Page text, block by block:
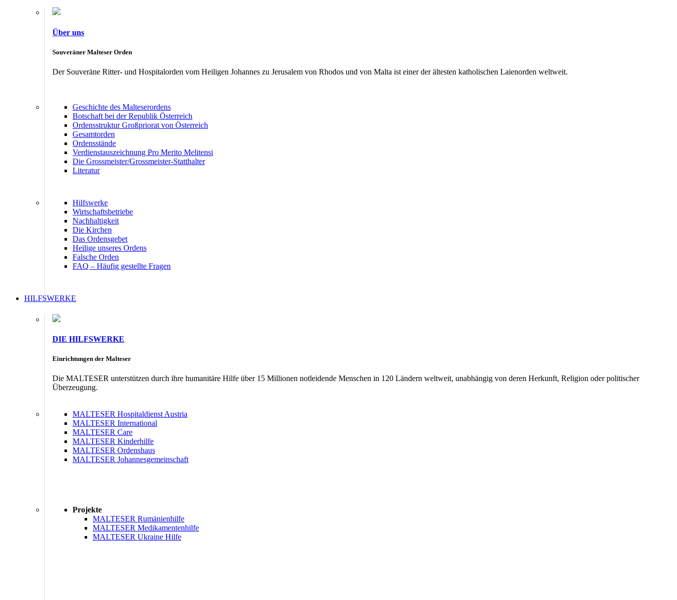
Über uns
Souveräner Malteser Orden
Der Souveräne Ritter- und Hospitalorden vom Heiligen Johannes zu Jerusalem von Rhodos und von Malta ist einer der ältesten katholischen Laienorden weltweit.
Geschichte des Malteserordens
Botschaft bei der Republik Österreich
Ordensstruktur Großpriorat von Österreich
Gesamtorden
Ordensstände
Verdienstauszeichnung Pro Merito Melitensi
Die Grossmeister/Grossmeister-Statthalter
Literatur
Hilfswerke
Wirtschaftsbetriebe
Nachhaltigkeit
Die Kirchen
Das Ordensgebet
Heilige unseres Ordens
Falsche Orden
FAQ – Häufig gestellte Fragen
HILFSWERKE
DIE HILFSWERKE
Einrichtungen der Malteser
Die MALTESER unterstützen durch ihre humanitäre Hilfe über 15 Millionen notleidende Menschen in 120 Ländern weltweit, unabhängig von deren Herkunft, Religion oder politischer
Überzeugung.
MALTESER Hospitaldienst Austria
MALTESER International
MALTESER Care
MALTESER Kinderhilfe
MALTESER Ordenshaus
MALTESER Johannesgemeinschaft
Projekte
MALTESER Rumänienhilfe
MALTESER Medikamentenhilfe
MALTESER Ukraine Hilfe